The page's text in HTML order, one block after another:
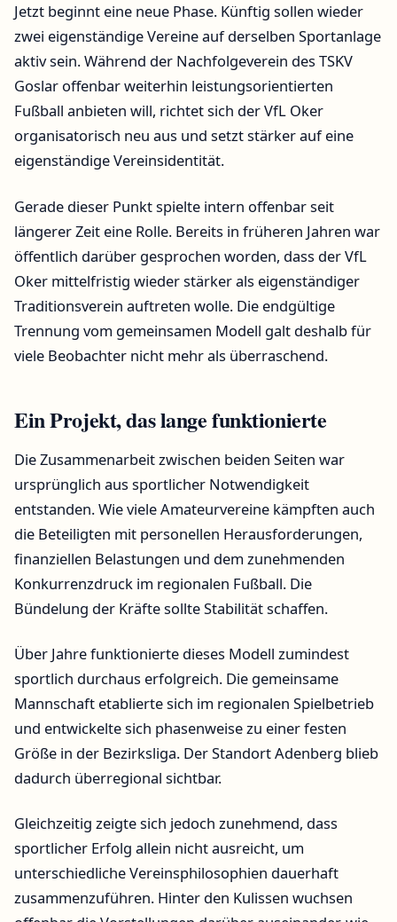
Jetzt beginnt eine neue Phase. Künftig sollen wieder
zwei eigenständige Vereine auf derselben Sportanlage
aktiv sein. Während der Nachfolgeverein des TSKV
Goslar offenbar weiterhin leistungsorientierten
Fußball anbieten will, richtet sich der VfL Oker
organisatorisch neu aus und setzt stärker auf eine
eigenständige Vereinsidentität.
Gerade dieser Punkt spielte intern offenbar seit
längerer Zeit eine Rolle. Bereits in früheren Jahren war
öffentlich darüber gesprochen worden, dass der VfL
Oker mittelfristig wieder stärker als eigenständiger
Traditionsverein auftreten wolle. Die endgültige
Trennung vom gemeinsamen Modell galt deshalb für
viele Beobachter nicht mehr als überraschend.
Ein Projekt, das lange funktionierte
Die Zusammenarbeit zwischen beiden Seiten war
ursprünglich aus sportlicher Notwendigkeit
entstanden. Wie viele Amateurvereine kämpften auch
die Beteiligten mit personellen Herausforderungen,
finanziellen Belastungen und dem zunehmenden
Konkurrenzdruck im regionalen Fußball. Die
Bündelung der Kräfte sollte Stabilität schaffen.
Über Jahre funktionierte dieses Modell zumindest
sportlich durchaus erfolgreich. Die gemeinsame
Mannschaft etablierte sich im regionalen Spielbetrieb
und entwickelte sich phasenweise zu einer festen
Größe in der Bezirksliga. Der Standort Adenberg blieb
dadurch überregional sichtbar.
Gleichzeitig zeigte sich jedoch zunehmend, dass
sportlicher Erfolg allein nicht ausreicht, um
unterschiedliche Vereinsphilosophien dauerhaft
zusammenzuführen. Hinter den Kulissen wuchsen